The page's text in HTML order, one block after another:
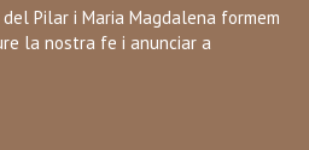
Pilar i Maria Magdalena formem
la nostra fe i anunciar a